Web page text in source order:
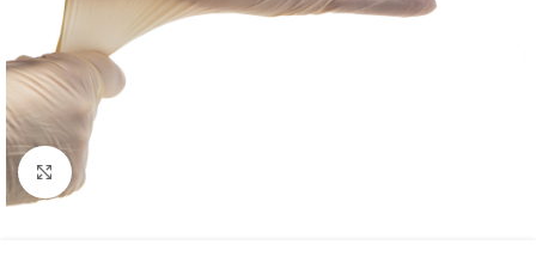
Κάντε κλικ για μεγέθυνση